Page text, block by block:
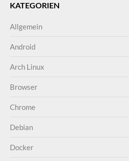
KATEGORIEN
Allgemein
Android
Arch Linux
Browser
Chrome
Debian
Docker